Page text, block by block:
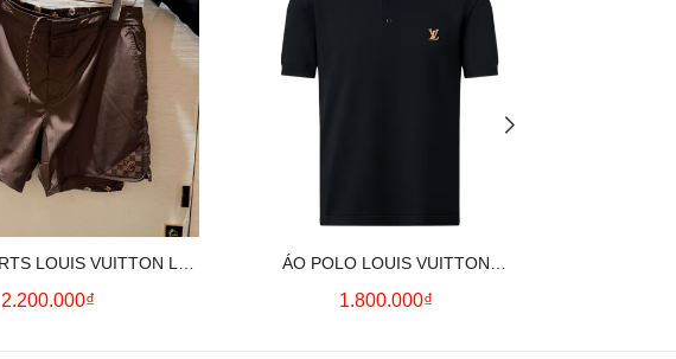
LOUIS VUITTON LV
SWIMWEAR (BROWN)
2.200.000₫
ÁO POLO LOUIS VUITTON
SIGNATURE LOGO (BLACK)
1.800.000₫